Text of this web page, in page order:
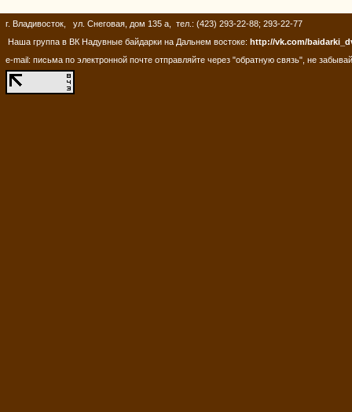
г. Владивосток, ул. Снеговая, дом 135 а, тел.: (423) 293-22-88; 293-22-77
Наша группа в ВК Надувные байдарки на Дальнем востоке: http://vk.com/
e-mail: письма по электронной почте отправляйте через "обратную связь", не